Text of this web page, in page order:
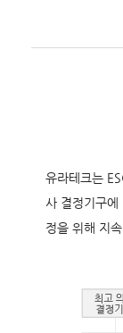
유라테크는
사 결정기구에
정을 위해 지